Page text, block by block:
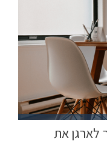
לארגן את